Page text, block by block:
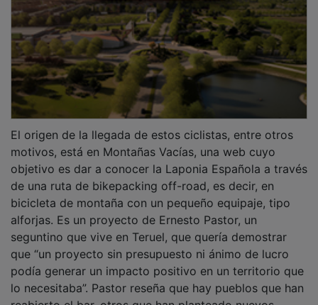
motivos, está en Montañas Vacías, una web cuyo
objetivo es dar a conocer la Laponia Española a través
de una ruta de bikepacking off-road, es decir, en
bicicleta de montaña con un pequeño equipaje, tipo
alforjas. Es un proyecto de Ernesto Pastor, un
seguntino que vive en Teruel, que quería demostrar
que “un proyecto sin presupuesto ni ánimo de lucro
podía generar un impacto positivo en un territorio que
lo necesitaba”. Pastor reseña que hay pueblos que han
reabierto el bar, otros que han planteado nuevos